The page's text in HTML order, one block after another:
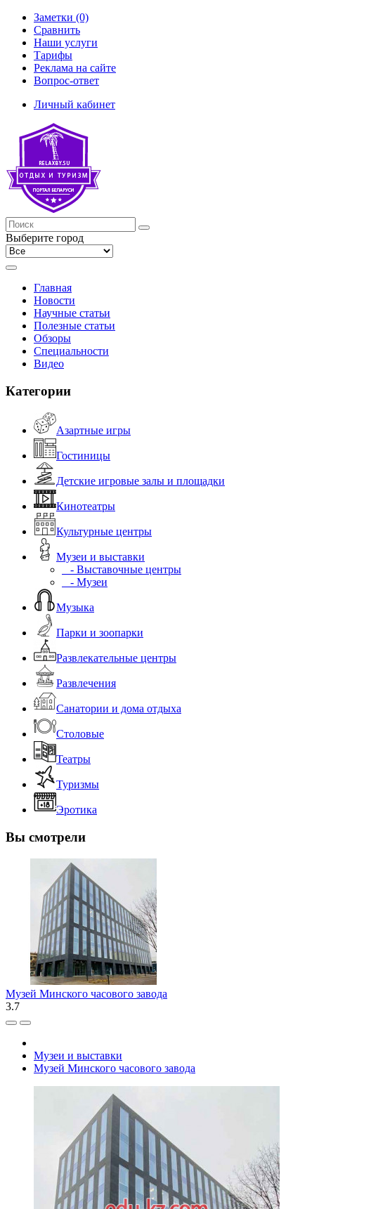
Заметки (0)
Сравнить
Наши услуги
Тарифы
Реклама на сайте
Вопрос-ответ
Личный кабинет
Выберите город
Главная
Новости
Научные статьи
Полезные статьи
Обзоры
Специальности
Видео
Категории
Азартные игры
Гостиницы
Детские игровые залы и площадки
Кинотеатры
Культурные центры
Музеи и выставки
- Выставочные центры
- Музеи
Музыка
Парки и зоопарки
Развлекательные центры
Развлечения
Санатории и дома отдыха
Столовые
Театры
Туризмы
Эротика
Вы смотрели
Музей Минского часового завода
3.7
Музеи и выставки
Музей Минского часового завода